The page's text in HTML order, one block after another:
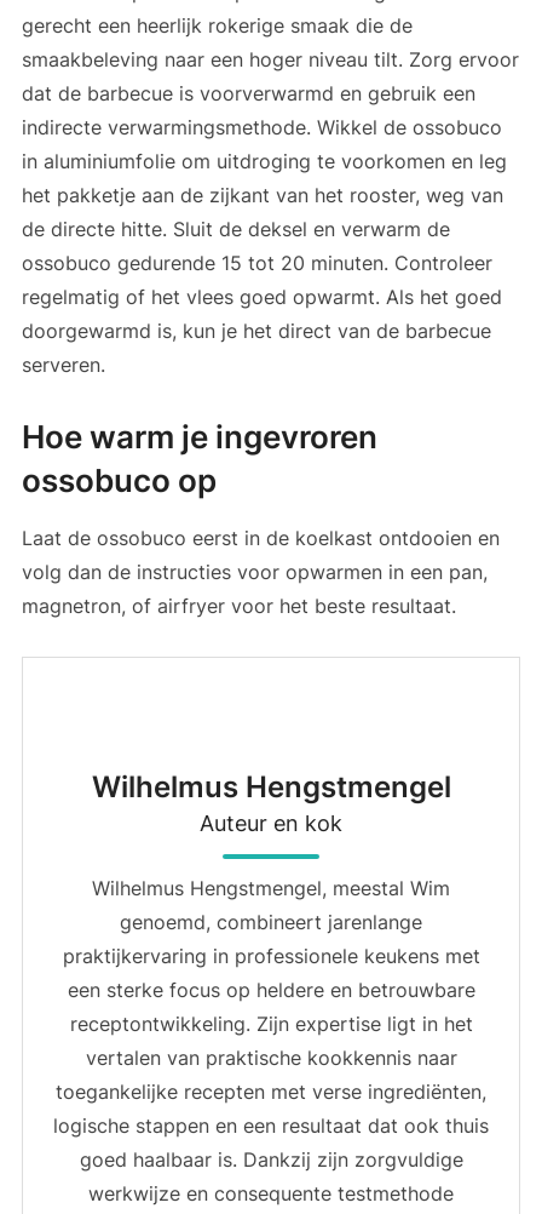
gerecht een heerlijk rokerige smaak die de
smaakbeleving naar een hoger niveau tilt. Zorg ervoor
dat de barbecue is voorverwarmd en gebruik een
indirecte verwarmingsmethode. Wikkel de ossobuco
in aluminiumfolie om uitdroging te voorkomen en leg
het pakketje aan de zijkant van het rooster, weg van
de directe hitte. Sluit de deksel en verwarm de
ossobuco gedurende 15 tot 20 minuten. Controleer
regelmatig of het vlees goed opwarmt. Als het goed
doorgewarmd is, kun je het direct van de barbecue
serveren.
Hoe warm je ingevroren
ossobuco op
Laat de ossobuco eerst in de koelkast ontdooien en
volg dan de instructies voor opwarmen in een pan,
magnetron, of airfryer voor het beste resultaat.
Wilhelmus Hengstmengel
Auteur en kok
Wilhelmus Hengstmengel, meestal Wim
genoemd, combineert jarenlange
praktijkervaring in professionele keukens met
een sterke focus op heldere en betrouwbare
receptontwikkeling. Zijn expertise ligt in het
vertalen van praktische kookkennis naar
toegankelijke recepten met verse ingrediënten,
logische stappen en een resultaat dat ook thuis
goed haalbaar is. Dankzij zijn zorgvuldige
werkwijze en consequente testmethode